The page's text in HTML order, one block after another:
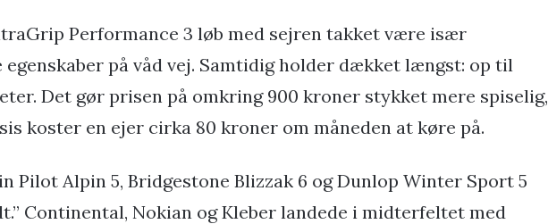
Performance 3 løb med sejren takket være især
egenskaber på våd vej. Samtidig holder dækket længst: op til
Det gør prisen på omkring 900 kroner stykket mere spiselig,
koster en ejer cirka 80 kroner om måneden at køre på.
Pilot Alpin 5, Bridgestone Blizzak 6 og Dunlop Winter Sport 5
Continental, Nokian og Kleber landede i midterfeltet med